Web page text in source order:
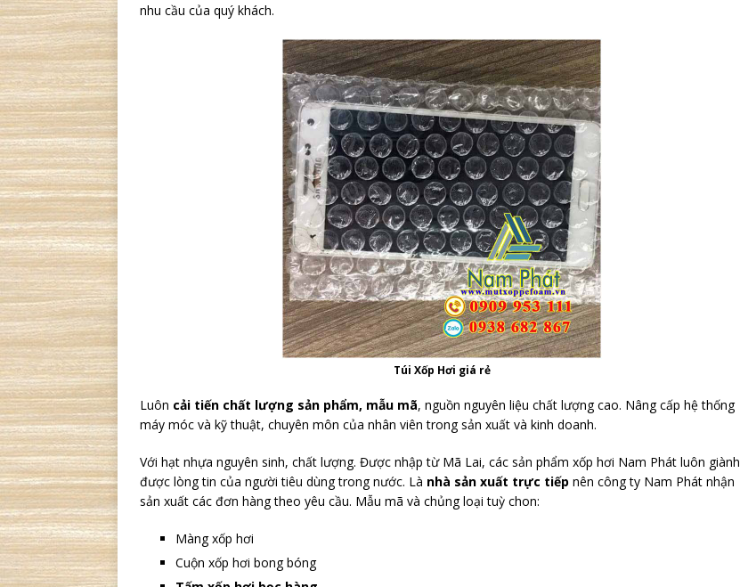
nhu cầu của quý khách.
Túi Xốp Hơi giá rẻ
Luôn cải tiến chất lượng sản phẩm, mẫu mã, nguồn nguyên liệu chất lượng cao. Nâng cấp hệ thống
máy móc và kỹ thuật, chuyên môn của nhân viên trong sản xuất và kinh doanh.
Với hạt nhựa nguyên sinh, chất lượng. Được nhập từ Mã Lai, các sản phẩm xốp hơi Nam Phát luôn giành
được lòng tin của người tiêu dùng trong nước. Là nhà sản xuất trực tiếp nên công ty Nam Phát nhận
sản xuất các đơn hàng theo yêu cầu. Mẫu mã và chủng loại tuỳ chon:
Màng xốp hơi
Cuộn xốp hơi bong bóng